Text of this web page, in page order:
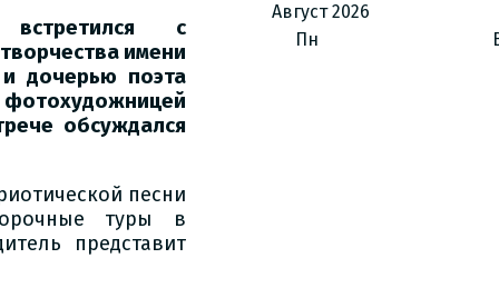
с
имени
дочерью поэта
обсуждался
песни
туры в
представит
Август 2026
Пн